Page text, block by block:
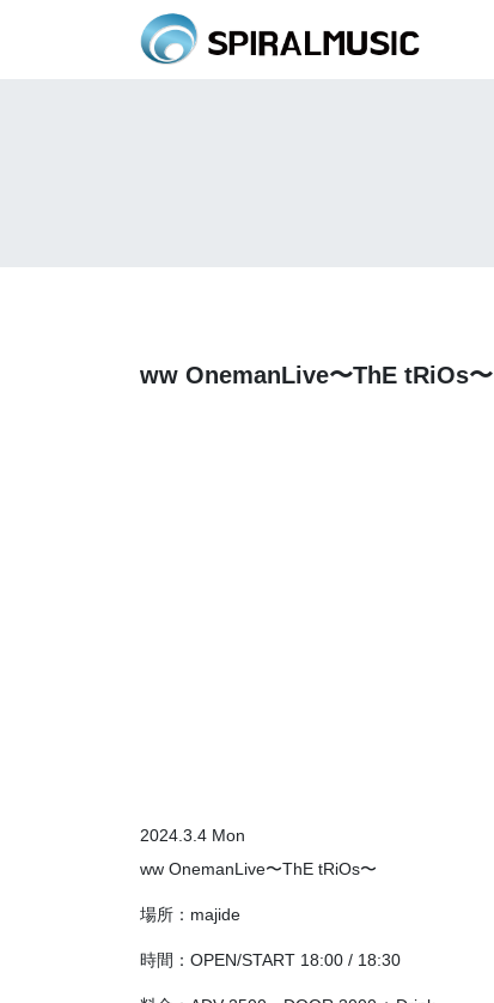
ww OnemanLive〜ThE tRiOs〜
2024.3.4 Mon
ww OnemanLive〜ThE tRiOs〜
場所：majide
時間：OPEN/START 18:00 / 18:30